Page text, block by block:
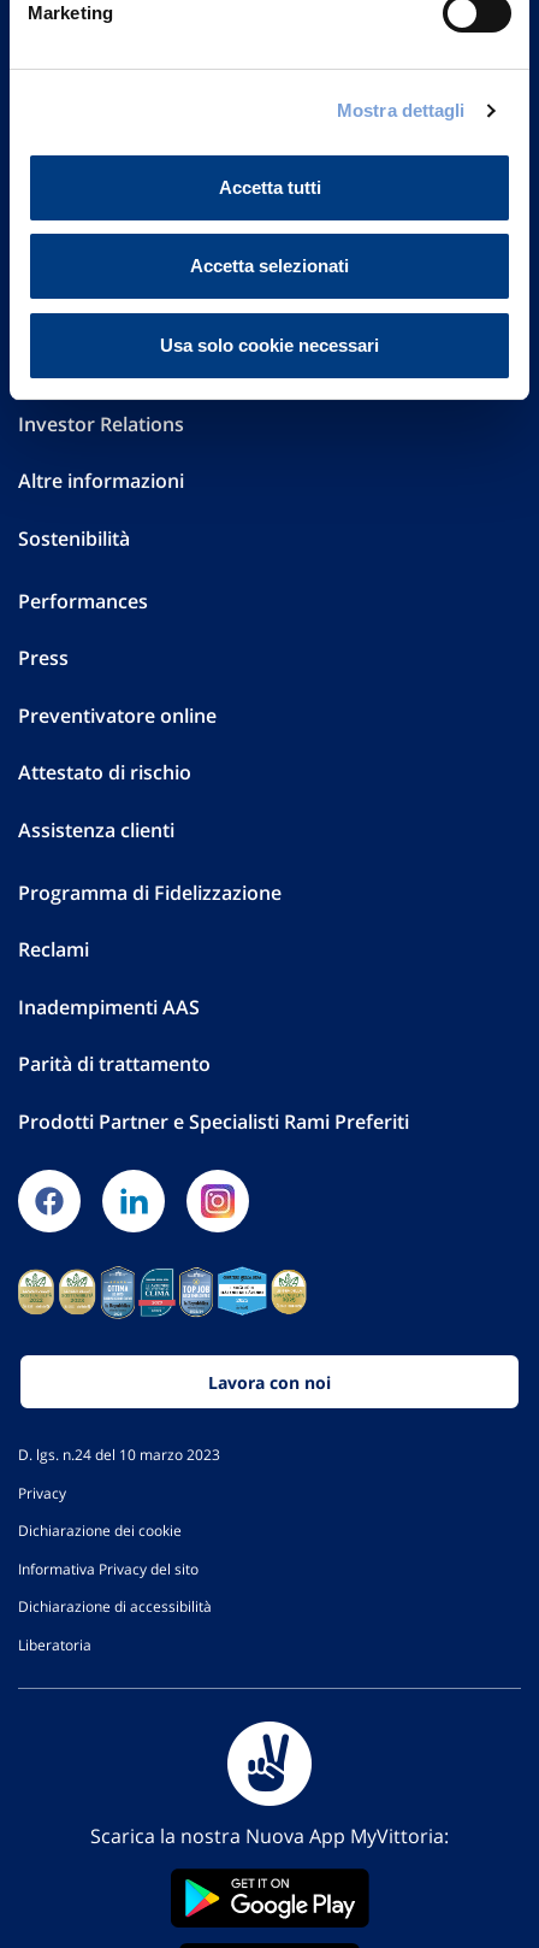
Marketing
Mostra dettagli
Accetta tutti
Accetta selezionati
Usa solo cookie necessari
20149 Milano
FAQ
Investor Relations
Altre informazioni
Sostenibilità
Performances
Press
Preventivatore online
Attestato di rischio
Assistenza clienti
Programma di Fidelizzazione
Reclami
Inadempimenti AAS
Parità di trattamento
Prodotti Partner e Specialisti Rami Preferiti
Lavora con noi
D. lgs. n.24 del 10 marzo 2023
Privacy
Dichiarazione dei cookie
Informativa Privacy del sito
Dichiarazione di accessibilità
Liberatoria
Scarica la nostra Nuova App MyVittoria: